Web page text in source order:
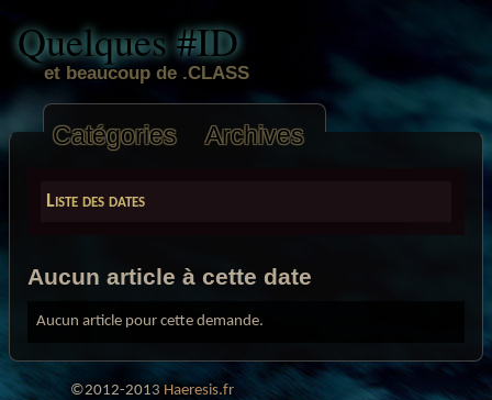
Liste des dates
Aucun article à cette date
Aucun article pour cette demande.
Quelques #ID
et beaucoup de .CLASS
Catégories Archives
©2012-2013 Haeresis.fr